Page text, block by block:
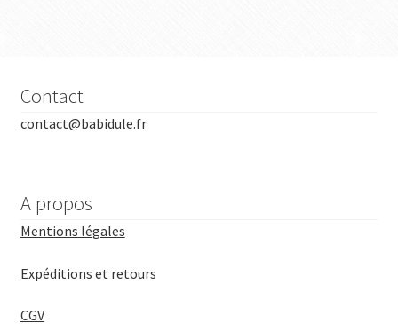
Contact
contact@babidule.fr
A propos
Mentions légales
Expéditions et retours
CGV